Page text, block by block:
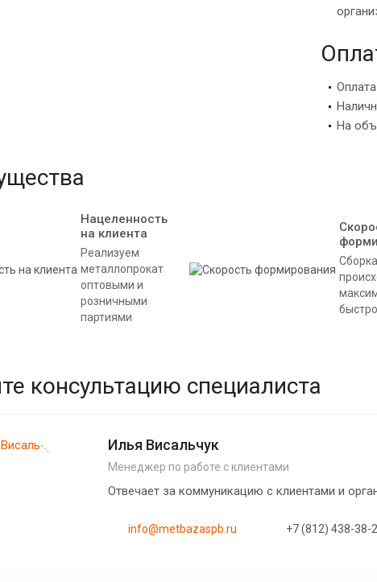
На
Нацеленность
на клиента
Реализуем
металлопрокат
оптовыми и
розничными
партиями
быстро
консультацию специалиста
Илья Висальчук
Менеджер по работе с клиентами
Отвечает за коммуникацию с клиентами и
info@metbazaspb.ru +7 (812) 438-38-